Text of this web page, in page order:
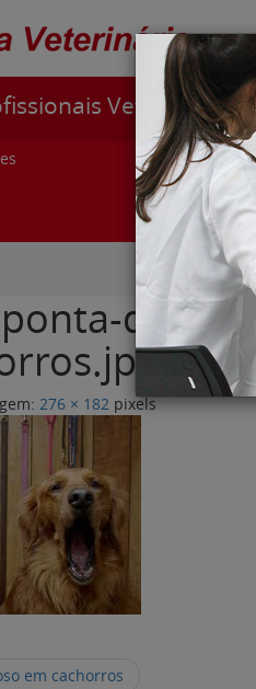
Veterinários
Cursos e
que-
276 × 182 pixels
em cachorros